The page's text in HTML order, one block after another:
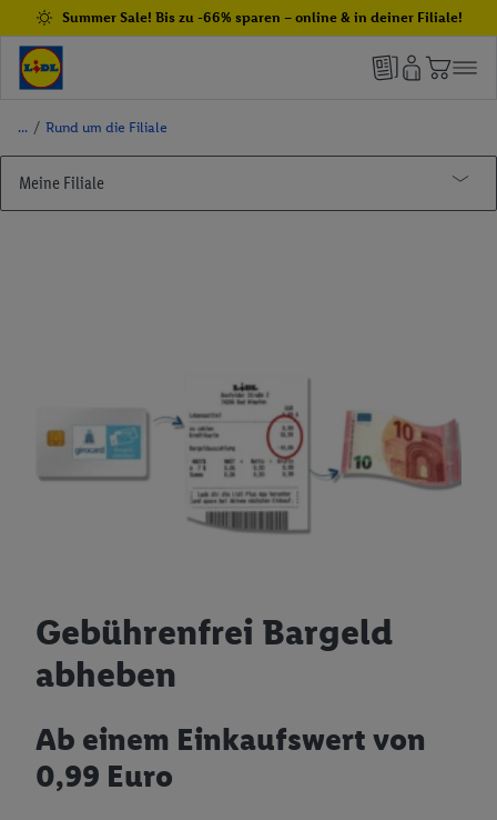
Summer Sale! Bis zu -66% sparen – online & in deiner Filiale!
/ Rund um die Filiale
Meine Filiale
Lidl Geschenkkarten
Filialen
Rechtliche Informationen
Allgemeine Geschäftsbedingungen Lidl Geschenkkarte
Widerrufsrecht Lidl Geschenkkarte
Gesetzliche Zusatzinformationen
Datenschutz
Gebührenfrei Bargeld
abheben
Ab einem Einkaufswert von
0,99 Euro